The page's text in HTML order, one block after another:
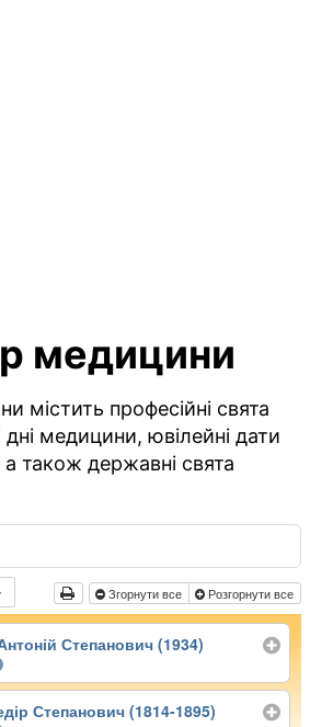
медицини
містить професійні свята
дні медицини, ювілейні дати
також державні свята
Згорнути все Розгорнути все
Степанович (1934)
Степанович (1814-1895)